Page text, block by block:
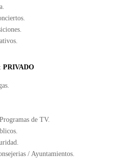
PRIVADO
de TV.
/ Ayuntamientos.